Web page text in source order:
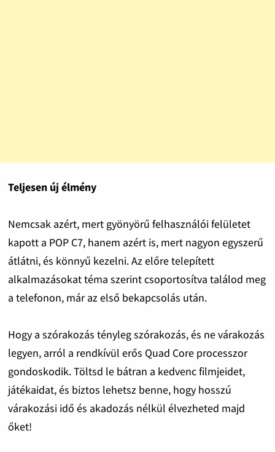
Teljesen új élmény
Nemcsak azért, mert gyönyörű felhasználói felületet
kapott a POP C7, hanem azért is, mert nagyon egyszerű
átlátni, és könnyű kezelni. Az előre telepített
alkalmazásokat téma szerint csoportosítva találod meg
a telefonon, már az első bekapcsolás után.
Hogy a szórakozás tényleg szórakozás, és ne várakozás
legyen, arról a rendkívül erős Quad Core processzor
gondoskodik. Töltsd le bátran a kedvenc filmjeidet,
játékaidat, és biztos lehetsz benne, hogy hosszú
várakozási idő és akadozás nélkül élvezheted majd
őket!